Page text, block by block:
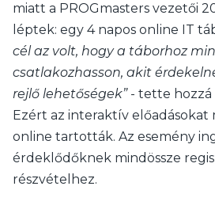
miatt a PROGmasters vezetői
léptek: egy 4 napos online IT
cél az volt, hogy a táborhoz
csatlakozhasson, akit
rejlő lehetőségek”- tette hozzá
Ezért az interaktív
online tartották. Az esemény
érdeklődőknek mindössze
részvételhez.